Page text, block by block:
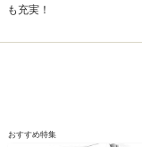
も充実！
おすすめ特集